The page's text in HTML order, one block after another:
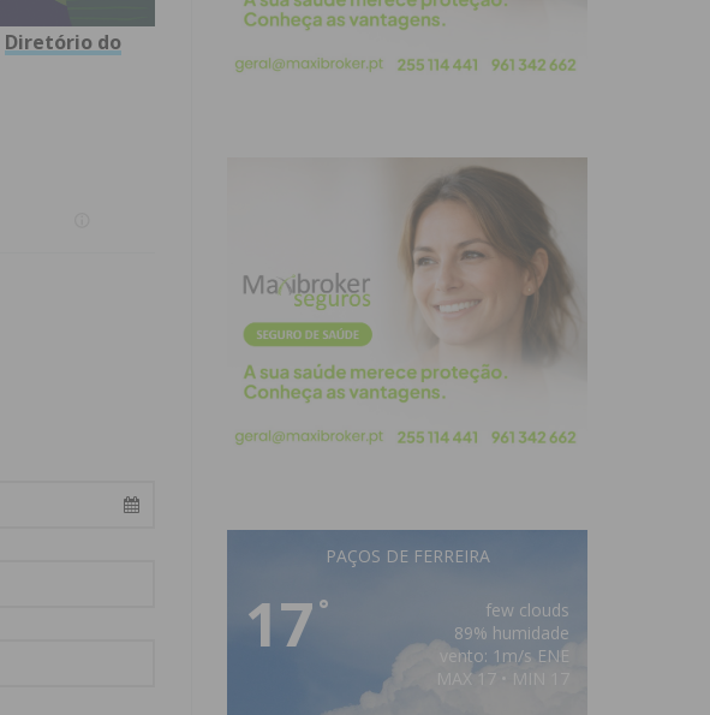
Diretório do
PAÇOS DE FERREIRA
17 °
few clouds
89% humidade
vento: 1m/s ENE
MAX 17 • MIN 17